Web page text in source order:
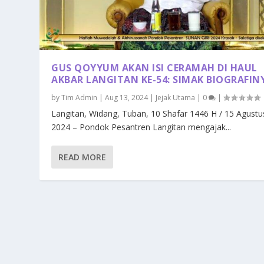
GUS QOYYUM AKAN ISI CERAMAH DI HAUL
AKBAR LANGITAN KE-54: SIMAK
byTim Admin |Aug 13, 2024| Jejak Utama | 0 |
Langitan, Widang, Tuban, 10 Shafar 1446 H / 15
2024 – Pondok Pesantren Langitan mengajak...
READ MORE